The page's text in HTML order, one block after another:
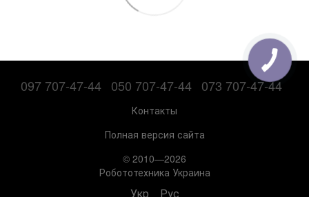
097 707-47-44 050 707-47-44 073 707-47-44
Контакты
Полная версия сайта
© 2010—2026
Робототехника Украина
Укр Рус